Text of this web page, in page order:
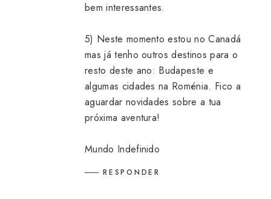
bem interessantes.
5) Neste momento estou no Canadá
mas já tenho outros destinos para o
resto deste ano: Budapeste e
algumas cidades na Roménia. Fico a
aguardar novidades sobre a tua
próxima aventura!
Mundo Indefinido
RESPONDER